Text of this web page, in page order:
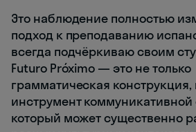
Это наблюдение полностью
подход к преподаванию
всегда подчёркиваю своим
Futuro Próximo — это не только
грамматическая
инструмент коммуникативной
который может существенно